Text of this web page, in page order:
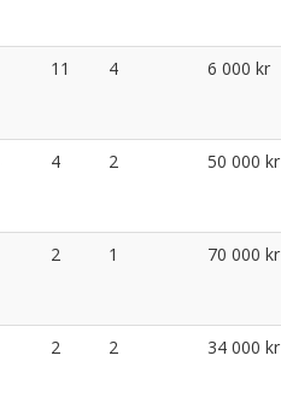
11 4 6 000 kr
4 2 50 000 kr
2 1 70 000 kr
2 2 34 000 kr